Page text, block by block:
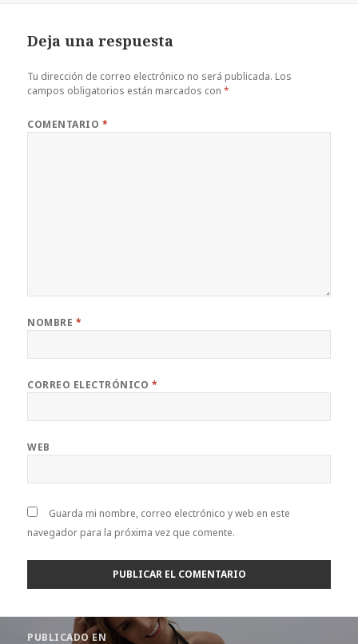
Deja una respuesta
Tu dirección de correo electrónico no será publicada. Los
campos obligatorios están marcados con*
COMENTARIO *
NOMBRE *
CORREO ELECTRÓNICO *
WEB
Guarda mi nombre, correo electrónico y web en este
navegador para la próxima vez que comente.
PUBLICADO EN